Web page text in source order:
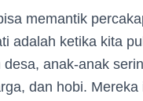
memantik
adalah ketika kita
anak-anak
dan hobi.